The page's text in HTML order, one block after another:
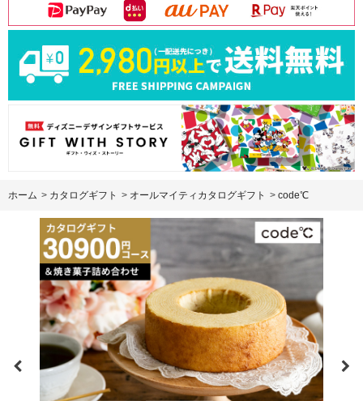
ホーム > カタログギフト > オールマイティカタログギフト > code℃